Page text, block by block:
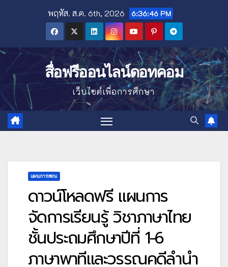
พฤหัส. ส.ค. 6th, 2026 6:36:47 PM
สื่อฟรีออนไลน์ดอทคอม
เว็บไซต์เพื่อการศึกษา
แผนการสอน
ดาวน์โหลดฟรี แผนการ
จัดการเรียนรู้ วิชาภาษาไทย
ชั้นประถมศึกษาปีที่ 1-6
ภาษาพาทีและวรรณคดีลำนำ